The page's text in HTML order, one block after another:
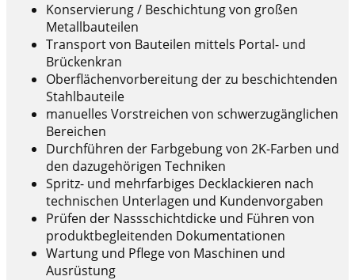
Konservierung / Beschichtung von großen
Metallbauteilen
Transport von Bauteilen mittels Portal- und
Brückenkran
Oberflächenvorbereitung der zu beschichtenden
Stahlbauteile
manuelles Vorstreichen von schwerzugänglichen
Bereichen
Durchführen der Farbgebung von 2K-Farben und
den dazugehörigen Techniken
Spritz- und mehrfarbiges Decklackieren nach
technischen Unterlagen und Kundenvorgaben
Prüfen der Nassschichtdicke und Führen von
produktbegleitenden Dokumentationen
Wartung und Pflege von Maschinen und
Ausrüstung